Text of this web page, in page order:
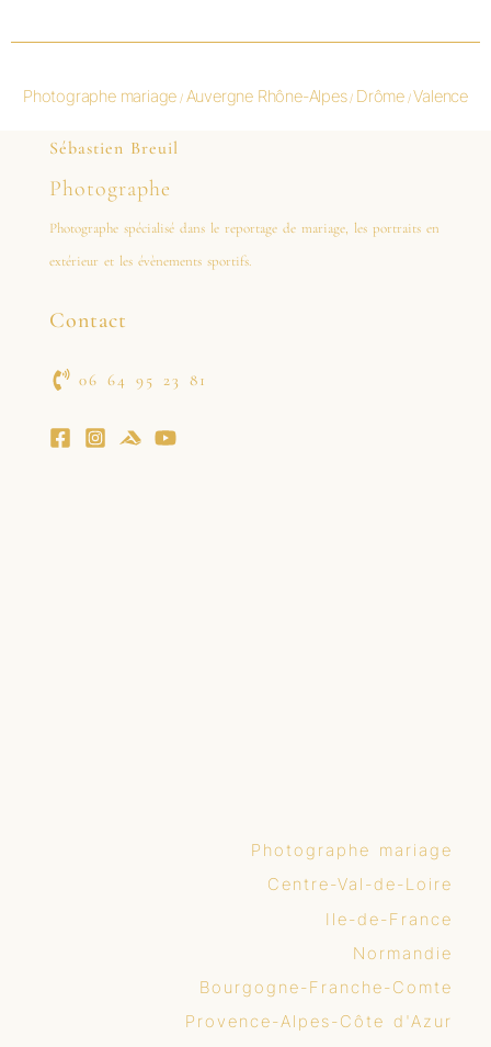
Photographe mariage / Auvergne Rhône-Alpes/ Drôme / Valence
Sébastien Breuil
Photographe
Photographe spécialisé dans le reportage de mariage, les portraits en
extérieur et les évènements sportifs.
Contact
06 64 95 23 81
Photographe mariage
Centre-Val-de-Loire
Ile-de-France
Normandie
Bourgogne-Franche-Comte
Provence-Alpes-Côte d'Azur